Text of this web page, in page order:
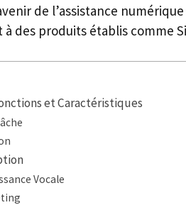
de l’assistance
des produits établis comme
et Caractéristiques
Vocale